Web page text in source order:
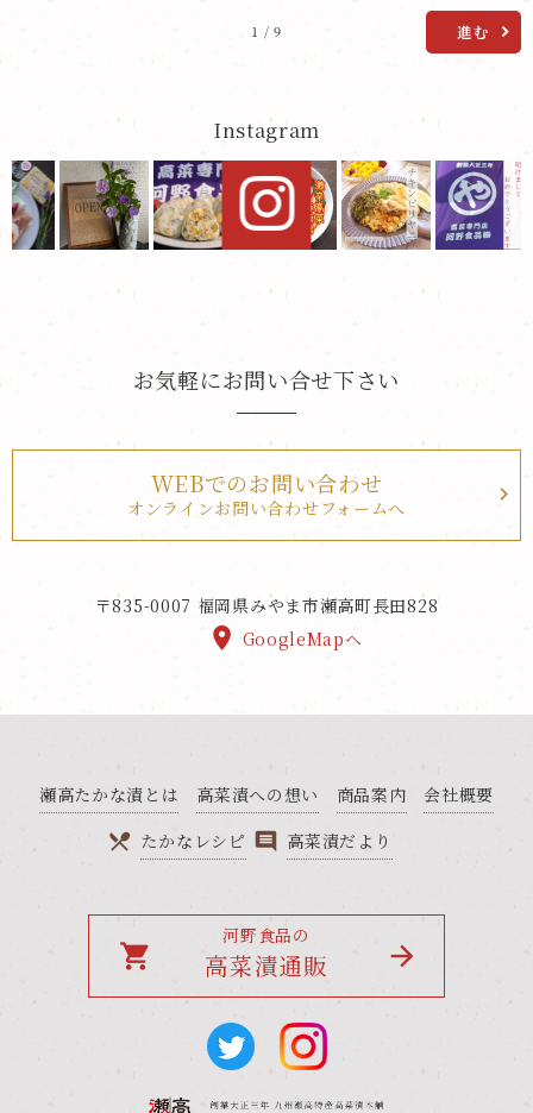
1 / 9 進む
Instagram
お気軽にお問い合せ下さい
WEBでのお問い合わせ
オンラインお問い合わせフォームへ
〒835-0007 福岡県みやま市瀬高町長田828
GoogleMapへ
瀬高たかな漬とは 高菜漬への想い 商品案内
会社概要
たかなレシピ
高菜漬だより
河野食品の
高菜漬通販
local_grocery_store